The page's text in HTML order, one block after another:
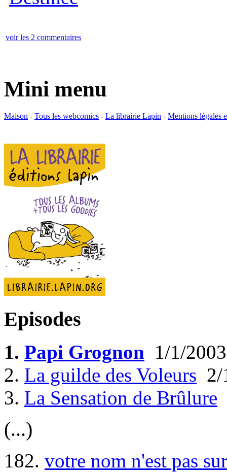
voir les 2 commentaires
Mini menu
Maison - Tous les webcomics - La librairie Lapin - Mentions légales
Episodes
1. Papi Grognon 1/1/2003
2. La guilde des Voleurs 2/
3. La Sensation de Brûlure
(...)
182. votre nom n'est pas